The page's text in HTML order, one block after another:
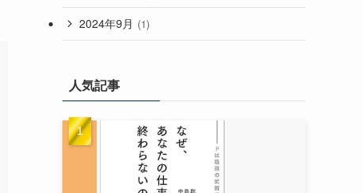
2024年9月 (1)
人気記事